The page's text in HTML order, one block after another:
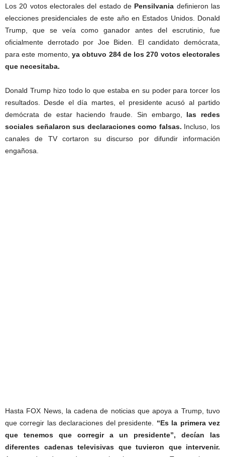
Los 20 votos electorales del estado de Pensilvania definieron las
elecciones presidenciales de este año en Estados Unidos. Donald
Trump, que se veía como ganador antes del escrutinio, fue
oficialmente derrotado por Joe Biden. El candidato demócrata,
para este momento, ya obtuvo 284 de los 270 votos electorales
que necesitaba.
Donald Trump hizo todo lo que estaba en su poder para torcer los
resultados. Desde el día martes, el presidente acusó al partido
demócrata de estar haciendo fraude. Sin embargo, las redes
sociales señalaron sus declaraciones como falsas. Incluso, los
canales de TV cortaron su discurso por difundir información
engañosa.
Hasta FOX News, la cadena de noticias que apoya a Trump, tuvo
que corregir las declaraciones del presidente. “Es la primera vez
que tenemos que corregir a un presidente”, decían las
diferentes cadenas televisivas que tuvieron que intervenir.